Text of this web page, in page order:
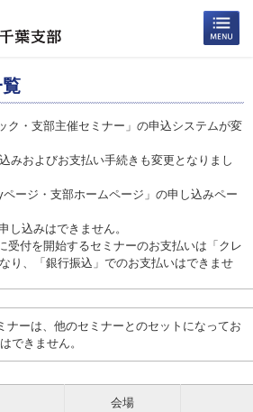
ク・支部主催セミナー」の申込システムが変
みおよびお支払い手続きも変更となりまし
ージ・支部ホームページ」の申し込みペー
し込みはできません。
受付を開始するセミナーのお支払いは「クレ
り、「銀行振込」でのお支払いはできませ
ナーは、他のセミナーとのセットになってお
できません。
会場